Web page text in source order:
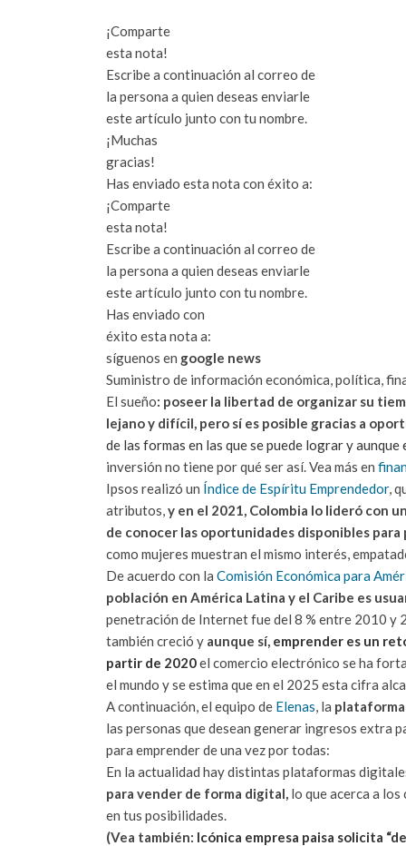
¡Comparte
esta nota!
Escribe a continuación al correo de
la persona a quien deseas enviarle
este artículo junto con tu nombre.
¡Muchas
gracias!
Has enviado esta nota con éxito a:
¡Comparte
esta nota!
Escribe a continuación al correo de
la persona a quien deseas enviarle
este artículo junto con tu nombre.
Has enviado con
éxito esta nota a:
síguenos en google news
Suministro de información económica, política,
El sueño: poseer la libertad de organizar su
lejano y difícil, pero sí es posible gracias a
de las formas en las que se puede lograr y aunque
inversión no tiene por qué ser así. Vea más en
Ipsos realizó un Índice de Espíritu Emprendedor,
atributos,y en el 2021, Colombia lo lideró con
de conocer las oportunidades disponibles
como mujeres muestran el mismo interés,
De acuerdo con la Comisión Económica para
población en América Latina y el Caribe es
penetración de Internet fue del 8 % entre 2010 y
también creció y aunque sí, emprender es un
partir de 2020el comercio electrónico se ha
el mundo y se estima que en el 2025 esta cifra
A continuación, el equipo de Elenas, la
las personas que desean generar ingresos extra
para emprender de una vez por todas:
En la actualidad hay distintas plataformas
para vender de forma digital, lo que acerca a
en tus posibilidades.
(Vea también: Icónica empresa paisa solicita